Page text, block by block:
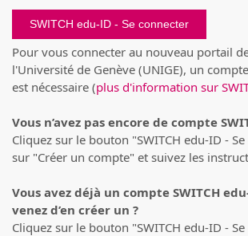
SWITCH edu-ID
Pour vous connecter au nouveau portail
l'Université de Genève (UNIGE), un
est nécessaire (plus d'information sur
Vous n’avez pas encore de compte
Cliquez sur le bouton "SWITCH edu-ID -
sur "Créer un compte" et suivez les
Vous avez déjà un compte SWITCH
venez d’en créer un ?
Cliquez sur le bouton "SWITCH edu-ID -